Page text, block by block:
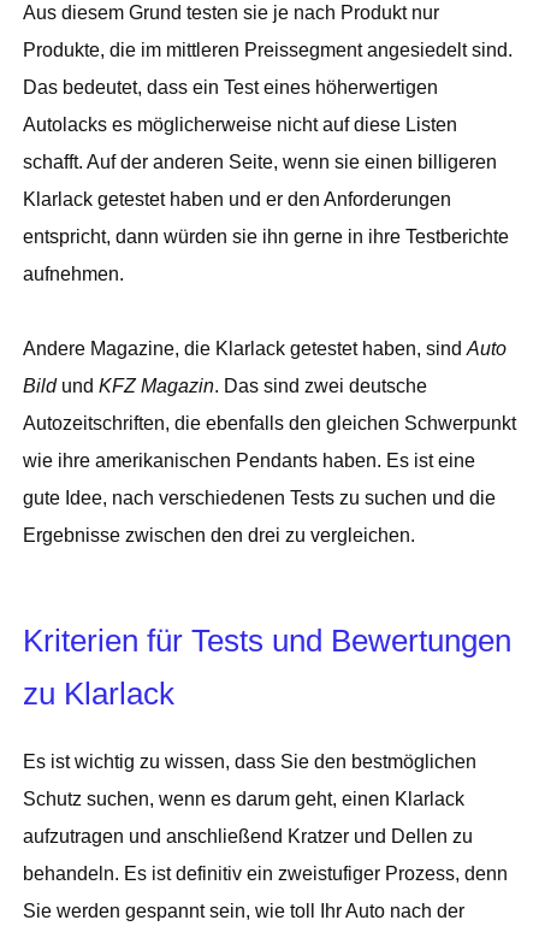
Aus diesem Grund testen sie je nach Produkt nur
Produkte, die im mittleren Preissegment angesiedelt sind.
Das bedeutet, dass ein Test eines höherwertigen
Autolacks es möglicherweise nicht auf diese Listen
schafft. Auf der anderen Seite, wenn sie einen billigeren
Klarlack getestet haben und er den Anforderungen
entspricht, dann würden sie ihn gerne in ihre Testberichte
aufnehmen.
Andere Magazine, die Klarlack getestet haben, sind Auto
Bildund KFZ Magazin. Das sind zwei deutsche
Autozeitschriften, die ebenfalls den gleichen Schwerpunkt
wie ihre amerikanischen Pendants haben. Es ist eine
gute Idee, nach verschiedenen Tests zu suchen und die
Ergebnisse zwischen den drei zu vergleichen.
Kriterien für Tests und Bewertungen
zu Klarlack
Es ist wichtig zu wissen, dass Sie den bestmöglichen
Schutz suchen, wenn es darum geht, einen Klarlack
aufzutragen und anschließend Kratzer und Dellen zu
behandeln. Es ist definitiv ein zweistufiger Prozess, denn
Sie werden gespannt sein, wie toll Ihr Auto nach der